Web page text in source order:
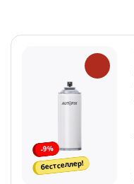
-9%
бестселлер!